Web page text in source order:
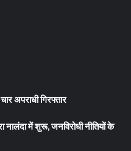
अपराधी गिरफ्तार
नालंदा में शुरू, जनविरोधी नीतियों के